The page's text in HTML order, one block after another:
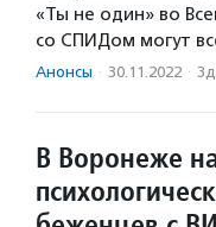
«Ты не один» во
со СПИДом могут
Анонсы · 30.11.2022 ·
В Воронеже